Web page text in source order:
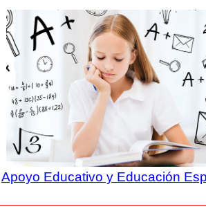
Apoyo Educativo y Educación